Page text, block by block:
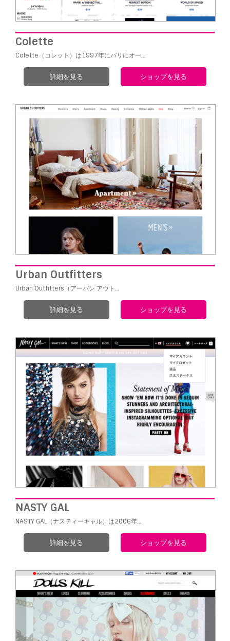
Colette
Colette（コレット）は1997年にパリにオー…
詳細を見る ショップを見る
Urban Outfitters
Urban Outfitters（アーバン アウト…
詳細を見る ショップを見る
NASTY GAL
NASTY GAL（ナスティーギャル）は2006年…
詳細を見る ショップを見る